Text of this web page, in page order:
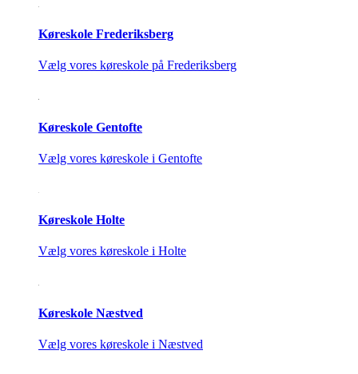
Køreskole Frederiksberg
Vælg vores køreskole på Frederiksberg
Køreskole Gentofte
Vælg vores køreskole i Gentofte
Køreskole Holte
Vælg vores køreskole i Holte
Køreskole Næstved
Vælg vores køreskole i Næstved